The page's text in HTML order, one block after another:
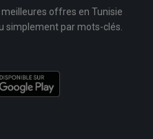
offres en Tunisie
simplement par mots-clés.